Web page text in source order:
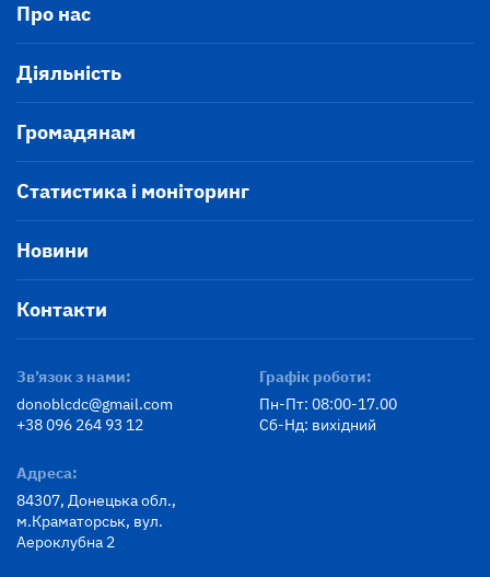
Про нас
Діяльність
Громадянам
Статистика і моніторинг
Новини
Контакти
Зв’язок з нами:
donoblcdc@gmail.com
+38 096 264 93 12
Графік роботи:
Пн-Пт: 08:00-17.00
Сб-Нд: вихідний
Адреса:
84307, Донецька обл.,
м.Краматорськ, вул.
Аероклубна 2